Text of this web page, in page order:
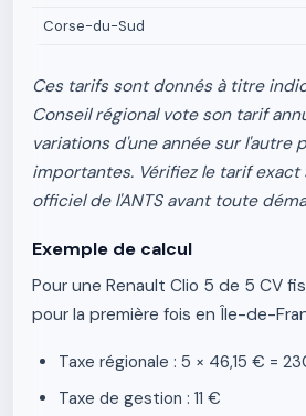
Corse-du-Sud
Ces tarifs sont donnés à titre
Conseil régional vote son tarif
variations d'une année sur l'autre
importantes. Vérifiez le tarif exact
officiel de l'ANTS avant toute
Exemple de calcul
Pour une Renault Clio 5 de 5 CV
pour la première fois en Île-de-
Taxe régionale : 5 × 46,15 € =
Taxe de gestion : 11 €